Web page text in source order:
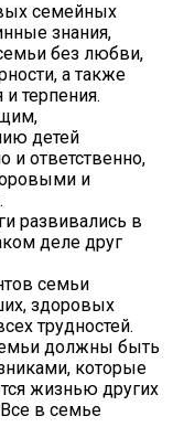
семейных
знания,
без любви,
а также
терпения.
детей
и ответственно,
и
развивались в
деле друг
семьи
здоровых
трудностей.
должны быть
которые
жизнью других
в семье